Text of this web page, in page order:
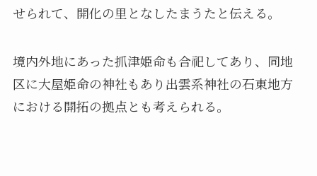
せられて、開化の里となしたまうたと伝える。
境内外地にあった抓津姫命も合祀してあり、同地
区に大屋姫命の神社もあり出雲系神社の石東地方
における開拓の拠点とも考えられる。